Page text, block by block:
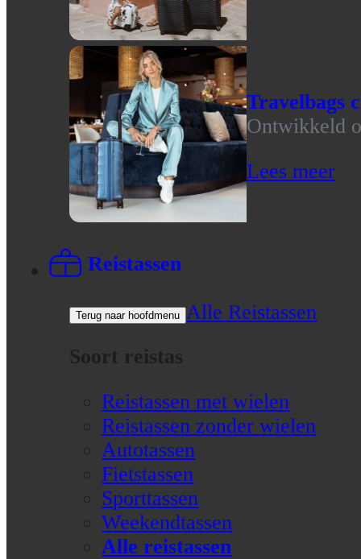
Travelbags
Ontwikkeld
Lees meer
Reistassen
Terug naar hoofdmenu
Alle Reistassen
Soort reistas
Reistassen met wielen
Reistassen zonder wielen
Autotassen
Fietstassen
Sporttassen
Weekendtassen
Alle reistassen